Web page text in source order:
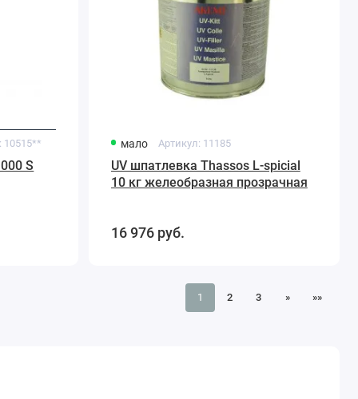
10515**
S
мало Артикул: 11185
UV шпатлевка Thassos L-spicial
10 кг желеобразная прозрачная
16 976 руб.
1 2 3 » »»